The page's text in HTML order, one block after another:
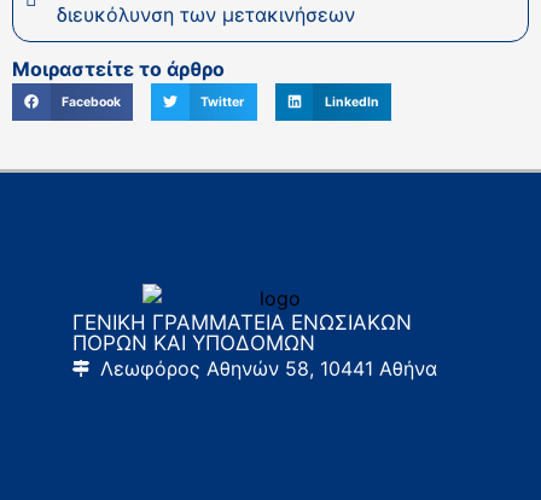
διευκόλυνση των μετακινήσεων
Μοιραστείτε το άρθρο
Facebook Twitter LinkedIn
ΓΕΝΙΚΗ ΓΡΑΜΜΑΤΕΙΑ ΕΝΩΣΙΑΚΩΝ
ΠΟΡΩΝ ΚΑΙ ΥΠΟΔΟΜΩΝ
Λεωφόρος Αθηνών 58, 10441 Αθήνα